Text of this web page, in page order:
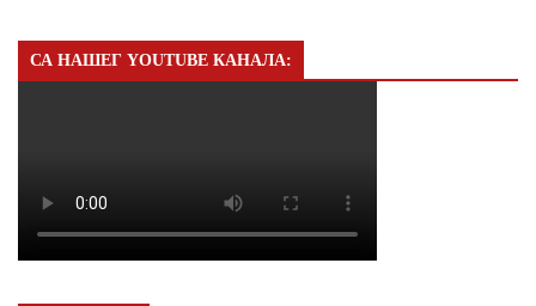
СА НАШЕГ YOUTUBE КАНАЛА: